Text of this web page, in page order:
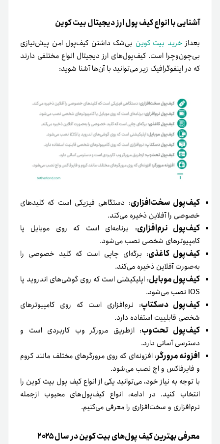
آشنایی با انواع کیف پول ارز دیجیتال بیت کوین
بعداز خرید بیت کوین بی‌شک داشتن کیف‌پول امن پیش‌نیازی
بی‌چون‌وچرا است. کیف‌پول‌های ارز دیجیتال انواع مختلفی دارند
که در اینفوگرافیک زیر می‌توانید با آن‌ها آشنا شوید:
کیف‌پول سخت‌افزاری: دستگاهی فیزیکی است که کلیدهای
خصوصی را آفلاین ذخیره می‌کند.
کیف‌پول نرم‌افزاری: برنامه‌ای است که روی موبایل یا
کامپیوترهای شخصی نصب می‌شود.
کیف‌پول کاغذی: برگه‌ای چاپی است که کلید خصوصی را
به‌صورت آفلاین ذخیره می‌کند.
کیف‌پول موبایل: اپلیکیشنی است که روی گوشی‌های اندروید یا
iOS نصب می‌شود.
کیف‌پول دسکتاپ: نرم‌افزاری است که روی کامپیوترهای
شخصی قابلییت استفاده دارد.
کیف‌پول تحت‌وب: ازطریق مرورگر وب کاربردی است و
دسترسی آسانی دارد.
افزونه مرورگر: افزونه‌ای که روی مرورگرهای مختلف مانند کروم
و فایرفاکس و اج نصب می‌شود.
با توجه به نیاز خود، می‌توانید یکی از انواع کیف پول بیت‌ کوین را
انتخاب کنید. در ادامه، انواع کیف‌پول‌های محبوب‌ از‌جمله
نرم‌افزاری و سخت‌افزاری را معرفی می‌کنیم.
معرفی بهترین کیف پول‌های بیت کوین در سال ۲۰۲۵